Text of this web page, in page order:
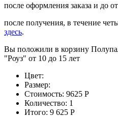
после оформления заказа и до
после получения, в течение
здесь.
Вы положили в корзину
"Роуз" от 10 до 15 лет
Цвет:
Размер:
Стоимость: 9625 Р
Количество: 1
Итого: 9 625 Р